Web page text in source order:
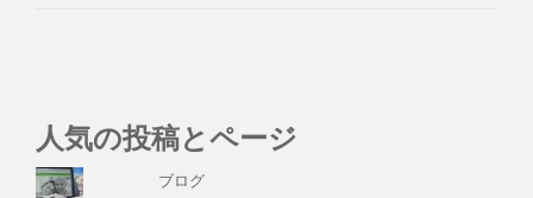
人気の投稿とページ
ブログ